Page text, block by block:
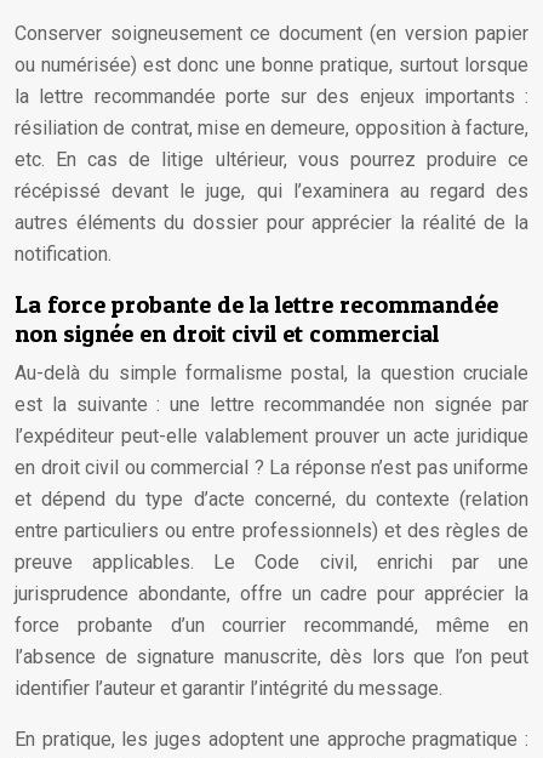
Conserver soigneusement ce document (en version papier
ou numérisée) est donc une bonne pratique, surtout lorsque
la lettre recommandée porte sur des enjeux importants :
résiliation de contrat, mise en demeure, opposition à facture,
etc. En cas de litige ultérieur, vous pourrez produire ce
récépissé devant le juge, qui l’examinera au regard des
autres éléments du dossier pour apprécier la réalité de la
notification.
La force probante de la lettre recommandée
non signée en droit civil et commercial
Au-delà du simple formalisme postal, la question cruciale
est la suivante : une lettre recommandée non signée par
l’expéditeur peut-elle valablement prouver un acte juridique
en droit civil ou commercial ? La réponse n’est pas uniforme
et dépend du type d’acte concerné, du contexte (relation
entre particuliers ou entre professionnels) et des règles de
preuve applicables. Le Code civil, enrichi par une
jurisprudence abondante, offre un cadre pour apprécier la
force probante d’un courrier recommandé, même en
l’absence de signature manuscrite, dès lors que l’on peut
identifier l’auteur et garantir l’intégrité du message.
En pratique, les juges adoptent une approche pragmatique :